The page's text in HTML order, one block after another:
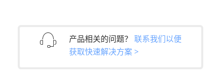
产品相关的问题？ 联系我们以便
获取快速解决方案 >